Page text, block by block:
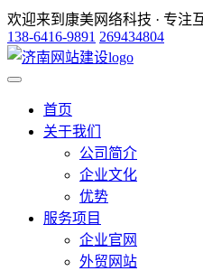
欢迎来到康美网络科技 · 专注
138-6416-9891 269434804
首页
关于我们
公司简介
企业文化
优势
服务项目
企业官网
外贸网站